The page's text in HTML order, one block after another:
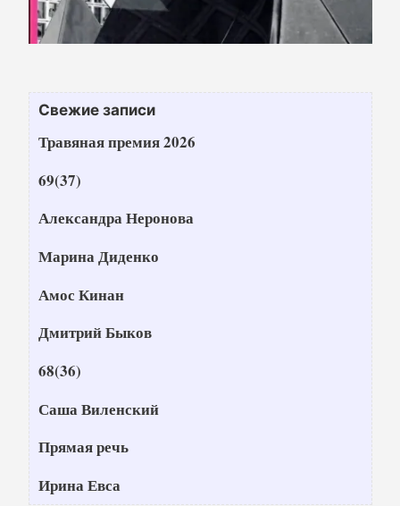
Свежие записи
Травяная премия 2026
69(37)
Александра Неронова
Марина Диденко
Амос Кинан
Дмитрий Быков
68(36)
Саша Виленский
Прямая речь
Ирина Евса